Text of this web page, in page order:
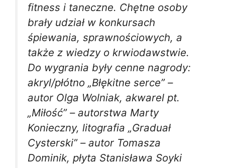
fitness i taneczne. Chętne osoby
brały udział w konkursach
śpiewania, sprawnościowych, a
także z wiedzy o krwiodawstwie.
Do wygrania były cenne nagrody:
akryl/płótno „Błękitne serce” –
autor Olga Wolniak, akwarel pt.
„Miłość” – autorstwa Marty
Konieczny, litografia „Graduał
Cysterski” – autor Tomasza
Dominik, płyta Stanisława Soyki